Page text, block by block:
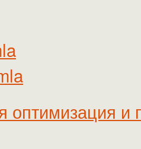
оптимизация и